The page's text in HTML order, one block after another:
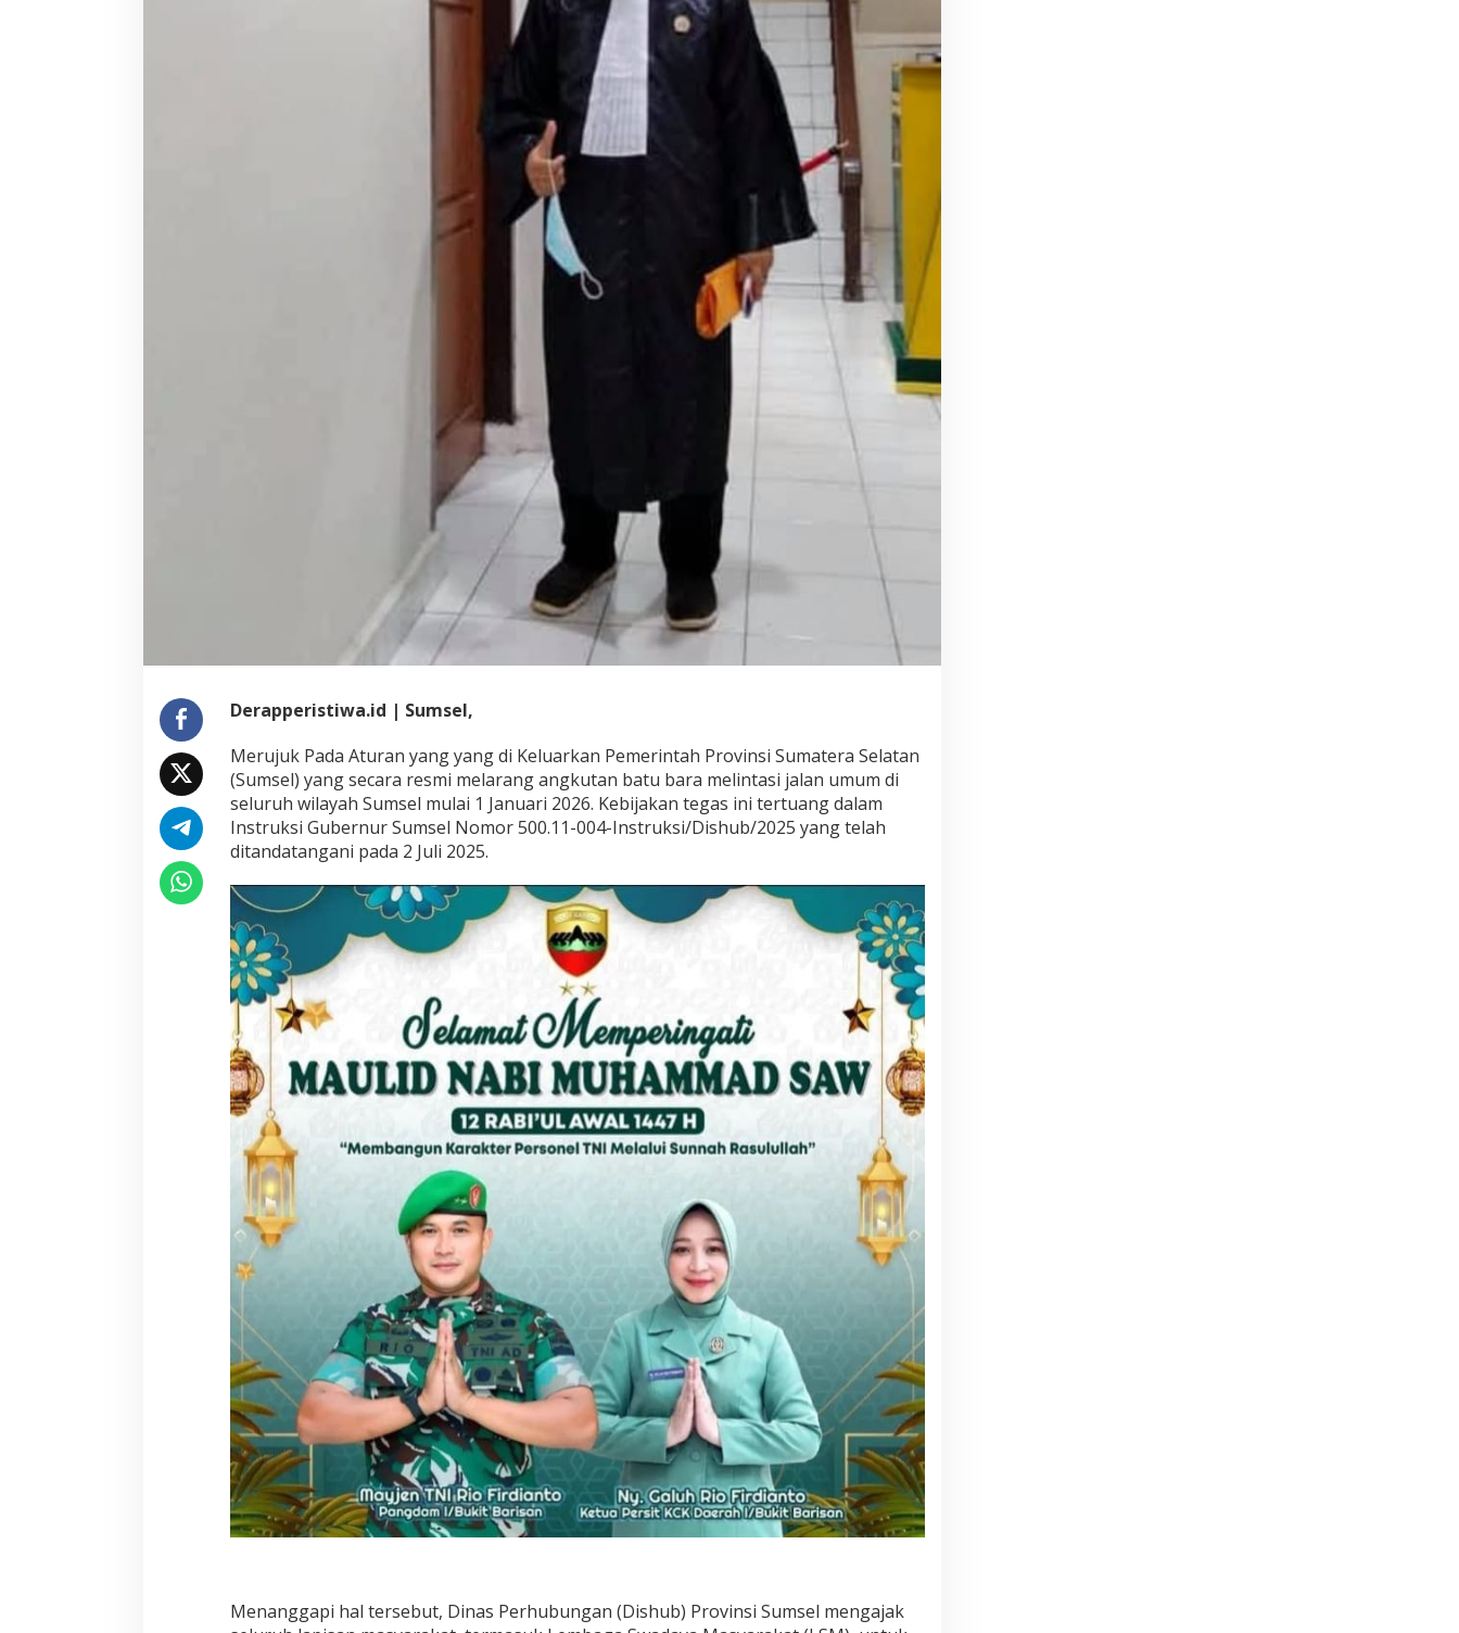
Derapperistiwa.id | Sumsel,
Merujuk Pada Aturan yang yang di Keluarkan Pemerintah Provinsi Sumatera Selatan
(Sumsel) yang secara resmi melarang angkutan batu bara melintasi jalan umum di
seluruh wilayah Sumsel mulai 1 Januari 2026. Kebijakan tegas ini tertuang dalam
Instruksi Gubernur Sumsel Nomor 500.11-004-Instruksi/Dishub/2025 yang telah
ditandatangani pada 2 Juli 2025.
Menanggapi hal tersebut, Dinas Perhubungan (Dishub) Provinsi Sumsel mengajak